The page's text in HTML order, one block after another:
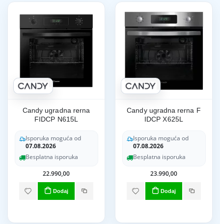
Candy ugradna rerna
FIDCP N615L
Isporuka moguća od
07.08.2026
Besplatna isporuka
22.990,00
Dodaj
Candy ugradna rerna F
IDCP X625L
Isporuka moguća od
07.08.2026
Besplatna isporuka
23.990,00
Dodaj